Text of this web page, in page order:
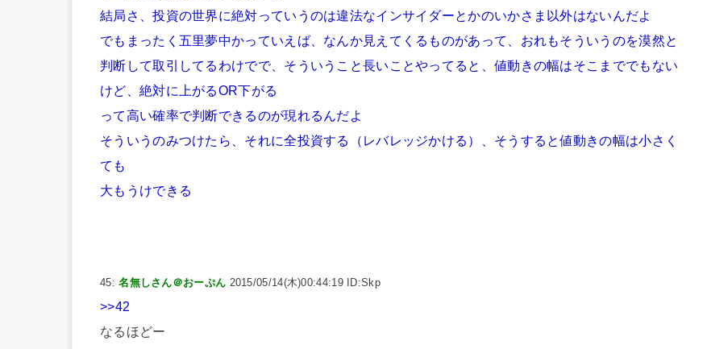
結局さ、投資の世界に絶対っていうのは違法なインサイダーとかのいかさま以外はないんだよ
でもまったく五里夢中かっていえば、なんか見えてくるものがあって、おれもそういうのを漠然と
判断して取引してるわけでで、そういうこと長いことやってると、値動きの幅はそこまででもない
けど、絶対に上がるOR下がる
って高い確率で判断できるのが現れるんだよ
そういうのみつけたら、それに全投資する（レバレッジかける）、そうすると値動きの幅は小さく
ても
大もうけできる
45:名無しさん＠おーぷん 2015/05/14(木)00:44:19 ID:Skp
>>42
なるほどー